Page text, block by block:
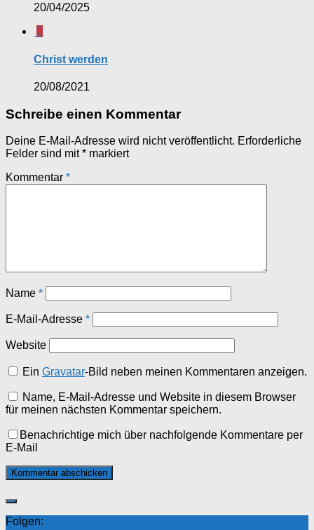
20/04/2025
0
Christ werden
20/08/2021
Schreibe einen Kommentar
Deine E-Mail-Adresse wird nicht veröffentlicht. Erforderliche
Felder sind mit* markiert
Kommentar *
Name *
E-Mail-Adresse *
Website
EinGravatar-Bild neben meinen Kommentaren anzeigen.
Name, E-Mail-Adresse und Website in diesem Browser
für meinen nächsten Kommentar speichern.
Benachrichtige mich über nachfolgende Kommentare per
E-Mail
Folgen: